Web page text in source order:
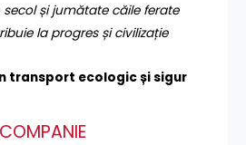
și jumătate căile ferate
la progres și civilizație
transport ecologic și sigur
COMPANIE